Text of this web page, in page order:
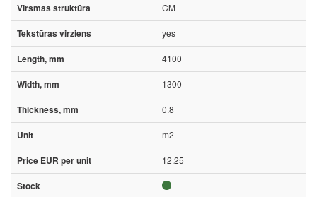
CM
yes
4100
1300
0.8
m2
12.25